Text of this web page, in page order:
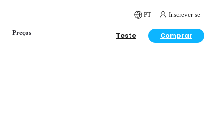
PT Inscrever-se
Preços Teste Comprar